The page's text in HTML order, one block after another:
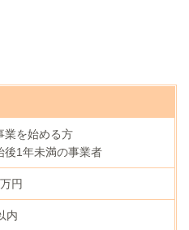
業を始める方
後1年未満の事業者
円
内